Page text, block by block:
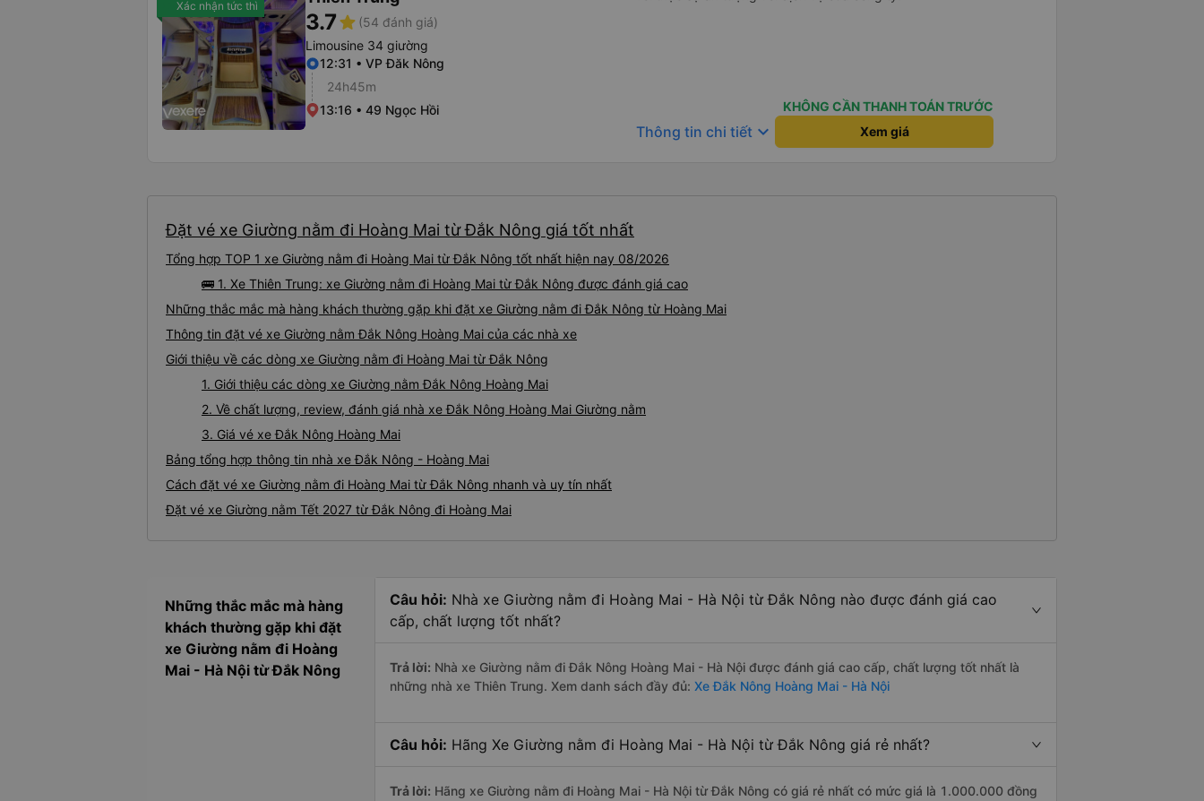
Xác nhận tức thì
3.7star (54 đánh giá)
Limousine 34 giường
12:31 • VP Đăk Nông
24h45m
13:16 • 49 Ngọc Hồi
KHÔNG CẦN THANH TOÁN TRƯỚC
Thông tin chi tiết keyboard_arrow_down Xem giá
Đặt vé xe Giường nằm đi Hoàng Mai từ Đắk Nông giá tốt nhất
Tổng hợp TOP 1 xe Giường nằm đi Hoàng Mai từ Đắk Nông tốt nhất hiện nay 08/2026
🚌 1. Xe Thiên Trung: xe Giường nằm đi Hoàng Mai từ Đắk Nông được đánh giá cao
Những thắc mắc mà hàng khách thường gặp khi đặt xe Giường nằm đi Đắk Nông từ Hoàng Mai
Thông tin đặt vé xe Giường nằm Đắk Nông Hoàng Mai của các nhà xe
Giới thiệu về các dòng xe Giường nằm đi Hoàng Mai từ Đắk Nông
1. Giới thiệu các dòng xe Giường nằm Đắk Nông Hoàng Mai
2. Về chất lượng, review, đánh giá nhà xe Đắk Nông Hoàng Mai Giường nằm
3. Giá vé xe Đắk Nông Hoàng Mai
Bảng tổng hợp thông tin nhà xe Đắk Nông - Hoàng Mai
Cách đặt vé xe Giường nằm đi Hoàng Mai từ Đắk Nông nhanh và uy tín nhất
Đặt vé xe Giường nằm Tết 2027 từ Đắk Nông đi Hoàng Mai
Những thắc mắc mà hàng
khách thường gặp khi đặt
xe Giường nằm đi Hoàng
Mai - Hà Nội từ Đắk Nông
Câu hỏi: Nhà xe Giường nằm đi Hoàng Mai - Hà Nội từ Đắk Nông nào được đánh giá cao
cấp, chất lượng tốt nhất?
Trả lời: Nhà xe Giường nằm đi Đắk Nông Hoàng Mai - Hà Nội được đánh giá cao cấp, chất lượng tốt nhất là
những nhà xe Thiên Trung. Xem danh sách đầy đủ: Xe Đắk Nông Hoàng Mai - Hà Nội
Câu hỏi: Hãng Xe Giường nằm đi Hoàng Mai - Hà Nội từ Đắk Nông giá rẻ nhất?
Trả lời: Hãng xe Giường nằm đi Hoàng Mai - Hà Nội từ Đắk Nông có giá rẻ nhất có mức giá là 1.000.000 đồng